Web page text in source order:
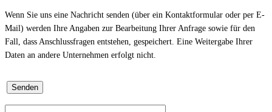
Wenn Sie uns eine Nachricht senden (über ein Kontaktformular oder per E-
Mail) werden Ihre Angaben zur Bearbeitung Ihrer Anfrage sowie für den
Fall, dass Anschlussfragen entstehen, gespeichert. Eine Weitergabe Ihrer
Daten an andere Unternehmen erfolgt nicht.